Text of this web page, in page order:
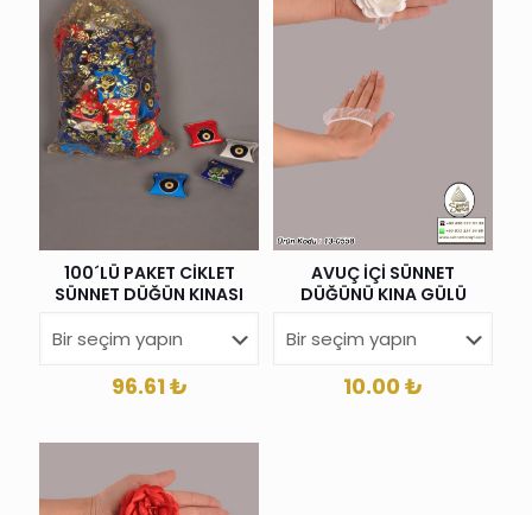
100´LÜ PAKET CİKLET
SÜNNET DÜĞÜN KINASI
96.61₺
AVUÇ İÇİ SÜNNET
DÜĞÜNÜ KINA GÜLÜ
10.00₺